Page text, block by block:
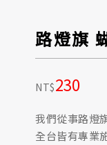
路燈旗
NT$230
我們從事路燈
全台皆有專業